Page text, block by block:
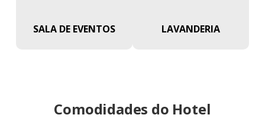
SALA DE EVENTOS LAVANDERIA
Comodidades do Hotel